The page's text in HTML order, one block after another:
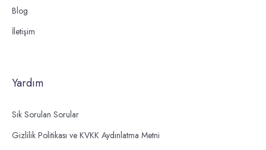
Blog
İletişim
Yardım
Sık Sorulan Sorular
Gizlilik Politikası ve KVKK Aydınlatma Metni